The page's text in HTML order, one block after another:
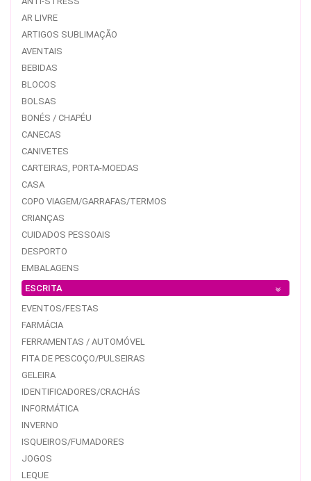
AR LIVRE
ARTIGOS SUBLIMAÇÃO
AVENTAIS
BEBIDAS
BLOCOS
BOLSAS
BONÉS / CHAPÉU
CANECAS
CANIVETES
CARTEIRAS, PORTA-MOEDAS
CASA
COPO VIAGEM/GARRAFAS/TERMOS
CRIANÇAS
CUIDADOS PESSOAIS
DESPORTO
EMBALAGENS
ESCRITA
EVENTOS/FESTAS
FARMÁCIA
FERRAMENTAS / AUTOMÓVEL
FITA DE PESCOÇO/PULSEIRAS
GELEIRA
IDENTIFICADORES/CRACHÁS
INFORMÁTICA
INVERNO
ISQUEIROS/FUMADORES
JOGOS
LEQUE